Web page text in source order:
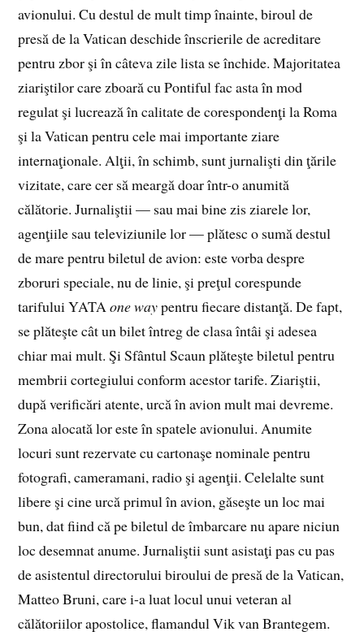
avionului. Cu destul de mult timp înainte, biroul de
presă de la Vatican deschide înscrierile de acreditare
pentru zbor şi în câteva zile lista se închide. Majoritatea
ziariştilor care zboară cu Pontiful fac asta în mod
regulat şi lucrează în calitate de corespondenţi la Roma
şi la Vatican pentru cele mai importante ziare
internaţionale. Alţii, în schimb, sunt jurnalişti din ţările
vizitate, care cer să meargă doar într-o anumită
călătorie. Jurnaliştii — sau mai bine zis ziarele lor,
agenţiile sau televiziunile lor — plătesc o sumă destul
de mare pentru biletul de avion: este vorba despre
zboruri speciale, nu de linie, şi preţul corespunde
tarifului YATAone waypentru fiecare distanţă. De fapt,
se plăteşte cât un bilet întreg de clasa întâi şi adesea
chiar mai mult. Şi Sfântul Scaun plăteşte biletul pentru
membrii cortegiului conform acestor tarife. Ziariştii,
după verificări atente, urcă în avion mult mai devreme.
Zona alocată lor este în spatele avionului. Anumite
locuri sunt rezervate cu cartonaşe nominale pentru
fotografi, cameramani, radio şi agenţii. Celelalte sunt
libere şi cine urcă primul în avion, găseşte un loc mai
bun, dat fiind că pe biletul de îmbarcare nu apare niciun
loc desemnat anume. Jurnaliştii sunt asistaţi pas cu pas
de asistentul directorului biroului de presă de la Vatican,
Matteo Bruni, care i-a luat locul unui veteran al
călătoriilor apostolice, flamandul Vik van Brantegem.